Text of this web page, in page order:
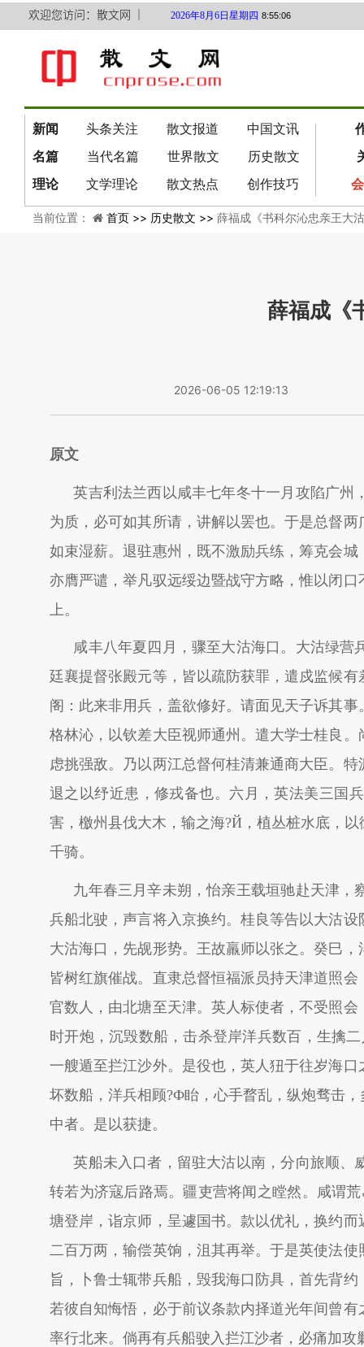
欢迎您访问：散文网 ｜
新闻 头条关注 散文报道 中国文讯
名篇
当代名篇 世界散文 历史散文
理论
文学理论 散文热点 创作技巧
2026年8月6日星期四 8:55:07
当前位置： 首页 >> 历史散文 >> 薛福成《书科尔沁忠亲王大
薛福成《
2026-06-05 12:19:13
原文
英吉利法兰西以咸丰七年冬十一月攻陷广州
为质，必可如其所请，讲解以罢也。于是总督
如束湿薪。退驻惠州，既不激励兵练，筹克会
亦膺严谴，举凡驭远绥边暨战守方略，惟以闭
上。
咸丰八年夏四月，骤至大沽海口。大沽绿
廷襄提督张殿元等，皆以疏防获罪，遣戍监候
阁：此来非用兵，盖欲修好。请面见天子诉其
格林沁，以钦差大臣视师通州。遣大学士桂良
虑挑强敌。乃以两江总督何桂清兼通商大臣。
退之以纾近患，修戎备也。六月，英法美三国
害，檄州县伐大木，输之海?Й，植丛桩水底，
千骑。
九年春三月辛未朔，怡亲王载垣驰赴天津
兵船北驶，声言将入京换约。桂良等告以大沽
大沽海口，先觇形势。王故羸师以张之。癸巳
皆树红旗催战。直隶总督恒福派员持天津道照
官数人，由北塘至天津。英人标使者，不受照
时开炮，沉毁数船，击杀登岸洋兵数百，生擒
一艘遁至拦江沙外。是役也，英人狃于往岁海
坏数船，洋兵相顾?Ф眙，心手瞀乱，纵炮骛击
中者。是以获捷。
英船未入口者，留驻大沽以南，分向旅顺、
转若为济寇后路焉。疆吏营将闻之瞠然。咸谓
塘登岸，诣京师，呈遽国书。款以优礼，换约
二百万两，输偿英饷，沮其再举。于是英使法
旨，卜鲁士辄带兵船，毁我海口防具，首先背
若彼自知悔悟，必于前议条款内择道光年间曾
率行北来。倘再有兵船驶入拦江沙者，必痛加攻